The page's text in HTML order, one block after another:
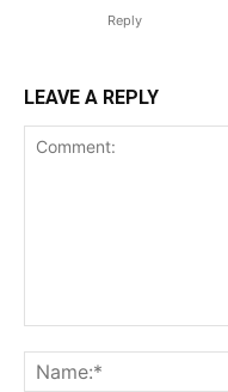
Reply
LEAVE A REPLY